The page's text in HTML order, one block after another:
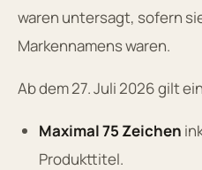
waren untersagt, sofern
Markennamens waren.
Ab dem 27. Juli 2026 gilt
Maximal 75 Zeichen
Produkttitel.